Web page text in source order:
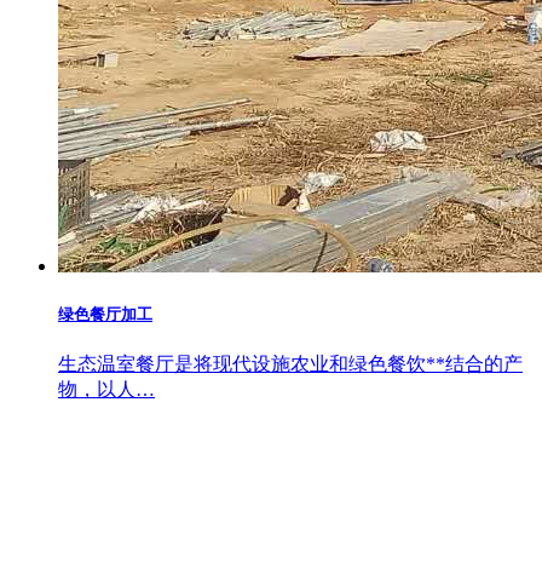
绿色餐厅加工
生态温室餐厅是将现代设施农业和绿色餐饮**结合的产
物，以人…